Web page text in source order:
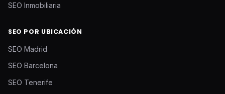
SEO Inmobiliaria
SEO POR UBICACIÓN
SEO Madrid
SEO Barcelona
SEO Tenerife